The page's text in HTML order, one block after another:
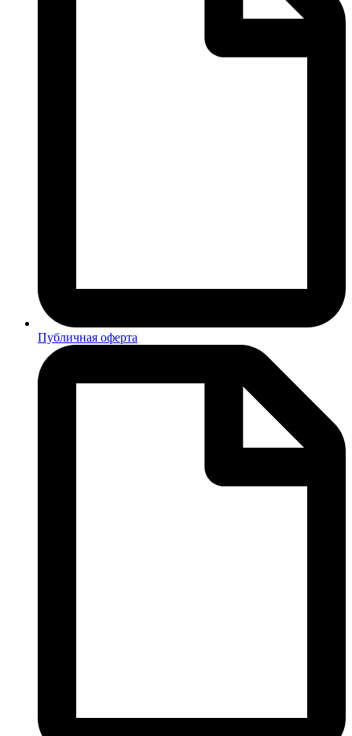
Публичная оферта